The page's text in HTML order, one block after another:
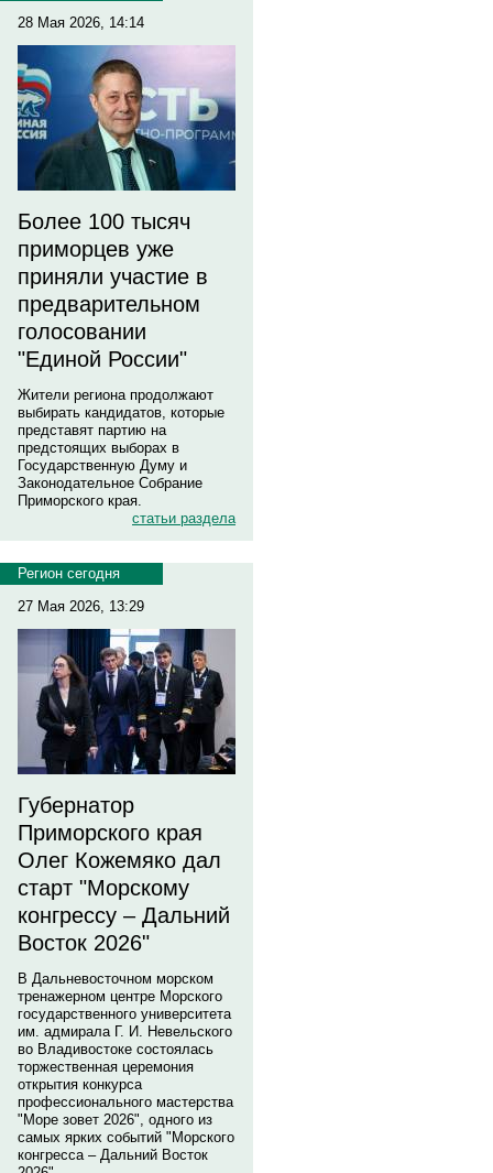
28 Мая 2026, 14:14
Более 100 тысяч
приморцев уже
приняли участие в
предварительном
голосовании
"Единой России"
Жители региона продолжают
выбирать кандидатов, которые
представят партию на
предстоящих выборах в
Государственную Думу и
Законодательное Собрание
Приморского края.
статьи раздела
Регион сегодня
27 Мая 2026, 13:29
Губернатор
Приморского края
Олег Кожемяко дал
старт "Морскому
конгрессу – Дальний
Восток 2026"
В Дальневосточном морском
тренажерном центре Морского
государственного университета
им. адмирала Г. И. Невельского
во Владивостоке состоялась
торжественная церемония
открытия конкурса
профессионального мастерства
"Море зовет 2026", одного из
самых ярких событий "Морского
конгресса – Дальний Восток